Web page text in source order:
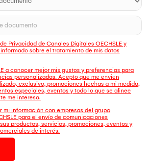
Privacidad de Canales Digitales OECHSLE y
sobre el tratamiento de mis datos
a conocer mejor mis gustos y preferencias para
personalizadas. Acepto que me envien
exclusivo, promociones hechas a mi medida,
especiales, eventos y todo lo que se alinee
me interesa.
mi información con empresas del grupo
para el envío de comunicaciones
productos, servicios, promociones, eventos y
de interés.